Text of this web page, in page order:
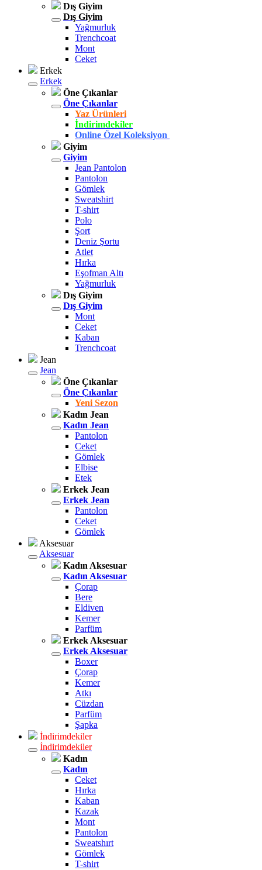
Dış Giyim
Dış Giyim
Yağmurluk
Trenchcoat
Mont
Ceket
Erkek
Erkek
Öne Çıkanlar
Öne Çıkanlar
Yaz Ürünleri
İndirimdekiler
Online Özel Koleksiyon
Giyim
Giyim
Jean Pantolon
Pantolon
Gömlek
Sweatshirt
T-shirt
Polo
Şort
Deniz Şortu
Atlet
Hırka
Eşofman Altı
Yağmurluk
Dış Giyim
Dış Giyim
Mont
Ceket
Kaban
Trenchcoat
Jean
Jean
Öne Çıkanlar
Öne Çıkanlar
Yeni Sezon
Kadın Jean
Kadın Jean
Pantolon
Ceket
Gömlek
Elbise
Etek
Erkek Jean
Erkek Jean
Pantolon
Ceket
Gömlek
Aksesuar
Aksesuar
Kadın Aksesuar
Kadın Aksesuar
Çorap
Bere
Eldiven
Kemer
Parfüm
Erkek Aksesuar
Erkek Aksesuar
Boxer
Çorap
Kemer
Atkı
Cüzdan
Parfüm
Şapka
İndirimdekiler
İndirimdekiler
Kadın
Kadın
Ceket
Hırka
Kaban
Kazak
Mont
Pantolon
Sweatshırt
Gömlek
T-shirt